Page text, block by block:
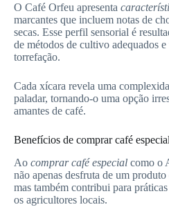
O Café Orfeu apresenta
marcantes que incluem notas de
secas. Esse perfil sensorial é
de métodos de cultivo adequados e
torrefação.
Cada xícara revela uma
paladar, tornando-o uma opção
amantes de café.
Benefícios de comprar café especial
Ao comprar café especial como o
não apenas desfruta de um
mas também contribui para
os agricultores locais.